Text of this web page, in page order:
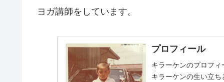
ヨガ講師をしています。
プロフィール
キラーケンのプロフ
キラーケンの生い立